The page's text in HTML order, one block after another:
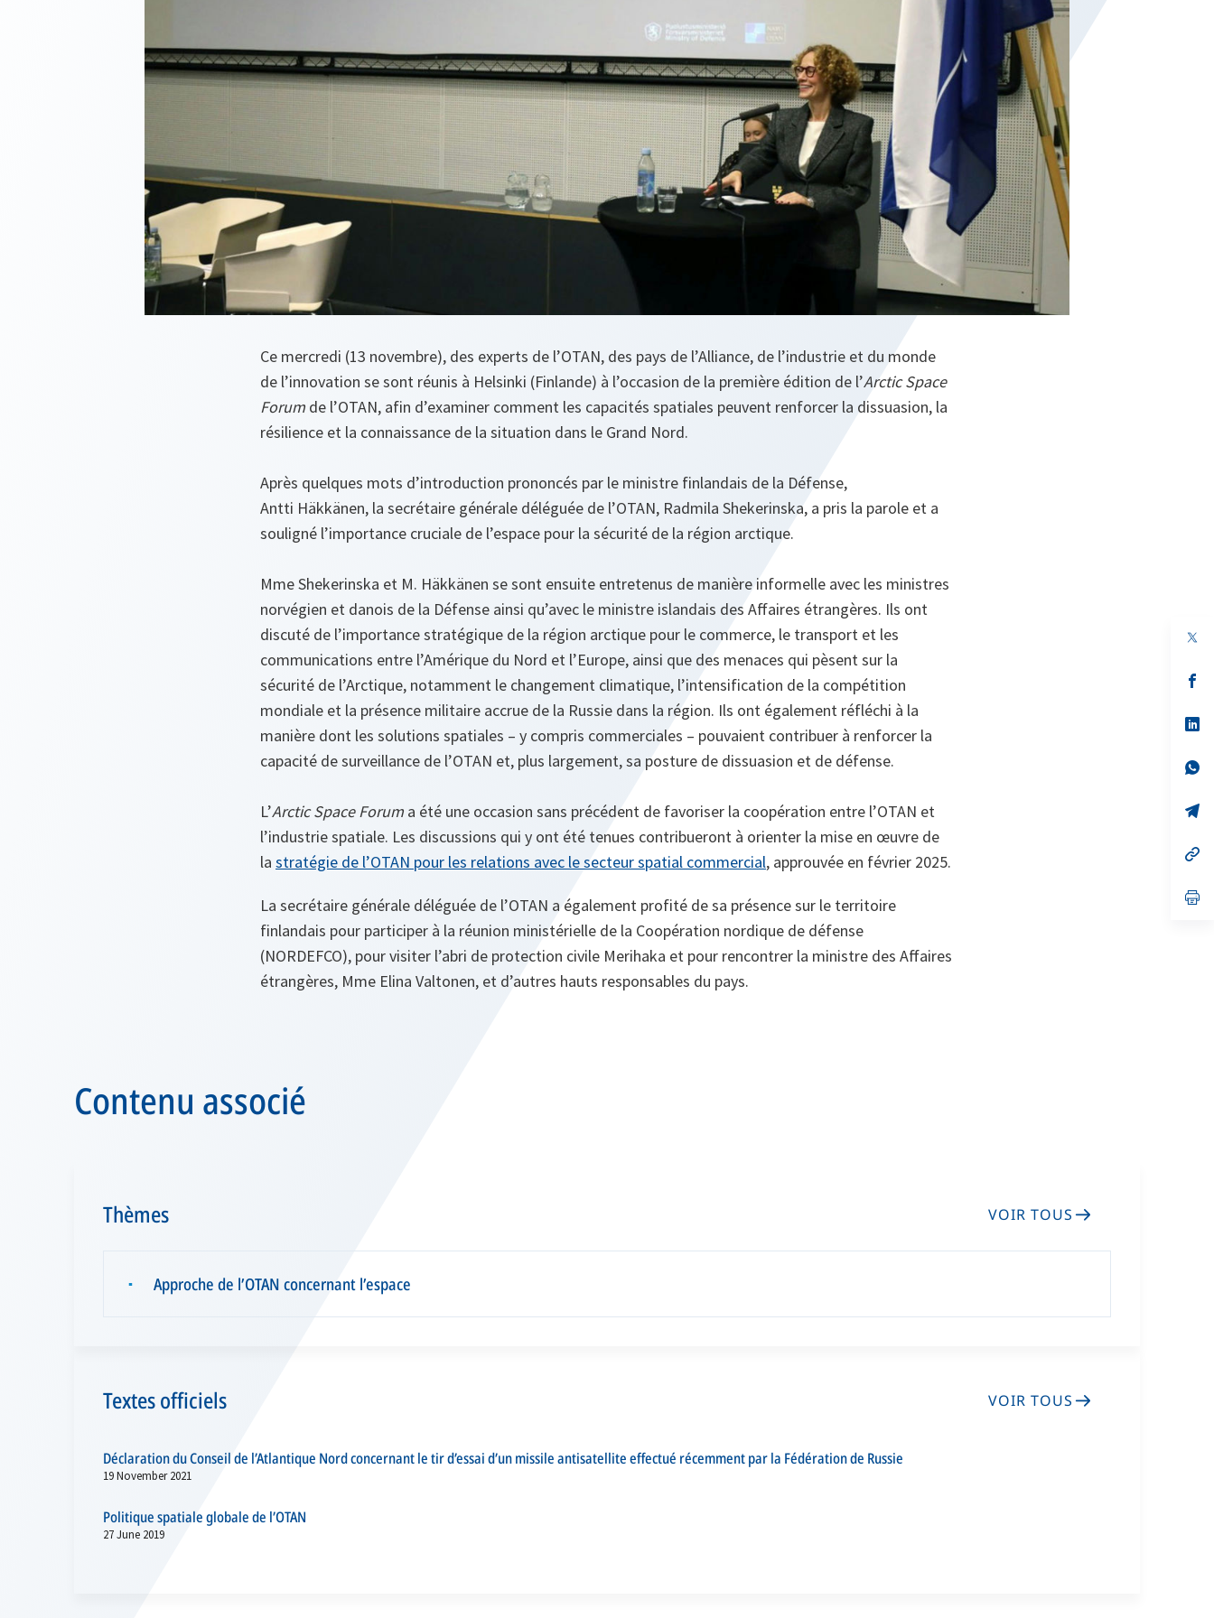
Ce mercredi (13 novembre), des experts de l’OTAN, des pays de l’Alliance, de l’industrie et du monde
de l’innovation se sont réunis à Helsinki (Finlande) à l’occasion de la première édition de l’Arctic Space
Forum de l’OTAN, afin d’examiner comment les capacités spatiales peuvent renforcer la dissuasion, la
résilience et la connaissance de la situation dans le Grand Nord.
Après quelques mots d’introduction prononcés par le ministre finlandais de la Défense,
Antti Häkkänen, la secrétaire générale déléguée de l’OTAN, Radmila Shekerinska, a pris la parole et a
souligné l’importance cruciale de l’espace pour la sécurité de la région arctique.
Mme Shekerinska et M. Häkkänen se sont ensuite entretenus de manière informelle avec les ministres
norvégien et danois de la Défense ainsi qu’avec le ministre islandais des Affaires étrangères. Ils ont
discuté de l’importance stratégique de la région arctique pour le commerce, le transport et les
communications entre l’Amérique du Nord et l’Europe, ainsi que des menaces qui pèsent sur la
sécurité de l’Arctique, notamment le changement climatique, l’intensification de la compétition
mondiale et la présence militaire accrue de la Russie dans la région. Ils ont également réfléchi à la
manière dont les solutions spatiales – y compris commerciales – pouvaient contribuer à renforcer la
capacité de surveillance de l’OTAN et, plus largement, sa posture de dissuasion et de défense.
L’Arctic Space Forum a été une occasion sans précédent de favoriser la coopération entre l’OTAN et
l’industrie spatiale. Les discussions qui y ont été tenues contribueront à orienter la mise en œuvre de
la stratégie de l’OTAN pour les relations avec le secteur spatial commercial, approuvée en février 2025.
La secrétaire générale déléguée de l’OTAN a également profité de sa présence sur le territoire
finlandais pour participer à la réunion ministérielle de la Coopération nordique de défense
(NORDEFCO), pour visiter l’abri de protection civile Merihaka et pour rencontrer la ministre des Affaires
étrangères, Mme Elina Valtonen, et d’autres hauts responsables du pays.
Contenu associé
Thèmes VOIR TOUS
▪ Approche de l’OTAN concernant l’espace
Textes officiels VOIR TOUS
Déclaration du Conseil de l’Atlantique Nord concernant le tir d’essai d’un missile antisatellite effectué récemment par la Fédération de Russie
19 November 2021
Politique spatiale globale de l’OTAN
27 June 2019